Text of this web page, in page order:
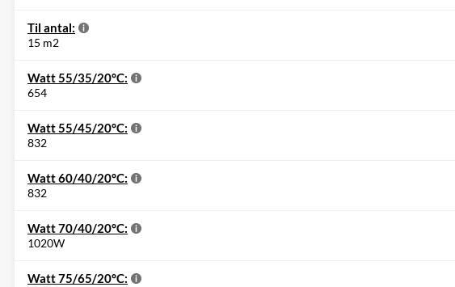
Til antal:
15 m2
Watt 55/35/20°C:
654
Watt 55/45/20°C:
832
Watt 60/40/20°C:
832
Watt 70/40/20°C:
1020W
Watt 75/65/20°C: